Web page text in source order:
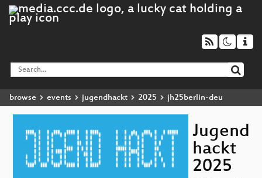
browse events jugendhackt 2025 jh25berlin-deu
Jugend
hackt
2025